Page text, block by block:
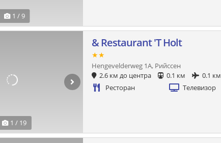
1 / 9
1 / 19
& Restaurant 'T Holt
★★
Hengevelderweg 1A, Рийссен
2.6 км до центра
0.1 км
0.1 км
Ресторан
Телевизор